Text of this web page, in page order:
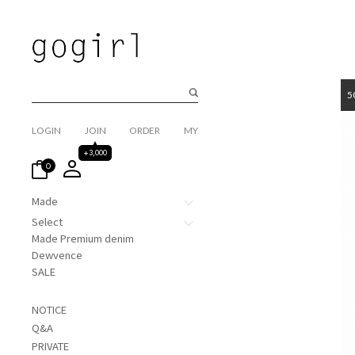
LOGIN
JOIN
+3,000
ORDER MY
0
Made
Select
Made Premium denim
Dewvence
SALE
NOTICE
Q&A
PRIVATE